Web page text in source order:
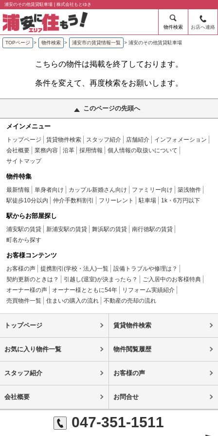
浦安のその他賃貸駐車場 | 株式会社もとゆき
物件検索 お店へ連絡
TOPページ > 物件検索 > 浦安市の賃貸情報一覧 > 浦安のその他賃貸駐車場
こちらの物件は掲載を終了しております。
条件を変えて、再度検索をお願いします。
このページの先頭へ
メインメニュー
トップページ 賃貸物件検索 スタッフ紹介 店舗紹介
インフォメーション
会社概要
業務内容 沿革 採用情報
個人情報の取扱いについて
サイトマップ
物件特集
最新情報 単身者向け カップル新婚さん向け ファミリー向け
築浅物件
駅徒歩10分以内
仲介手数料割引 フリーレント 駐車場 1k・6万円以下
駅からお部屋探し
浦安駅の賃貸 新浦安駅の賃貸 舞浜駅の賃貸
南行徳駅の賃貸
町名から探す
お客様コンテンツ
お客様の声 提携割引(学校・法人)一覧
設備トラブルや修理は？
契約更新のときは？
引越し(退室)が決まったら？
ご入居中のお客様特典
オーナー様の声
オーナー様とともに54年
リフォーム実績紹介
売買物件一覧
住まいの購入の流れ 不動産の売却の流れ
トップページ 賃貸物件検索
お気に入り物件一覧 物件閲覧履歴
スタッフ紹介 お客様の声
会社概要 お問合せ
047-351-1511